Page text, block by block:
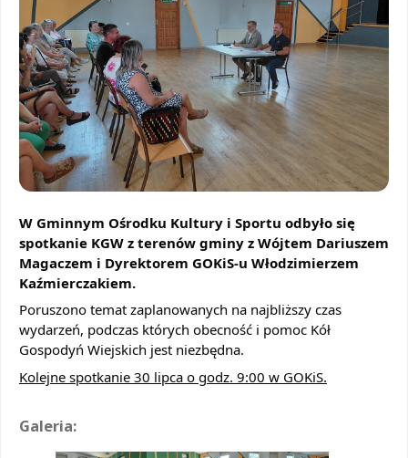
W Gminnym Ośrodku Kultury i Sportu odbyło się
spotkanie KGW z terenów gminy z Wójtem Dariuszem
Magaczem i Dyrektorem GOKiS-u Włodzimierzem
Kaźmierczakiem.
Poruszono temat zaplanowanych na najbliższy czas
wydarzeń, podczas których obecność i pomoc Kół
Gospodyń Wiejskich jest niezbędna.
Kolejne spotkanie 30 lipca o godz. 9:00 w GOKiS.
Galeria: